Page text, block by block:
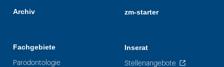
Archiv
Fachgebiete
Parodontologie
zm-starter
Inserat
Stellenangebote